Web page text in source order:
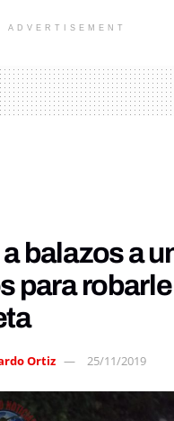
ADVERTISEMENT
balazos a
para
Ortiz 25/11/2019